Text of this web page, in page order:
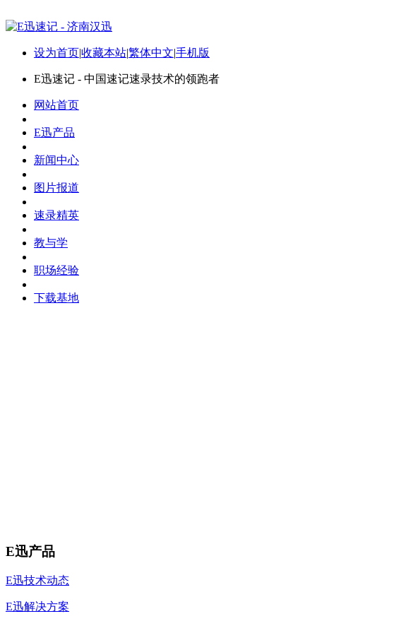
设为首页|收藏本站|繁体中文|手机版
E迅速记 - 中国速记速录技术的领跑者
网站首页
E迅产品
新闻中心
图片报道
速录精英
教与学
职场经验
下载基地
E迅产品
E迅技术动态
E迅解决方案